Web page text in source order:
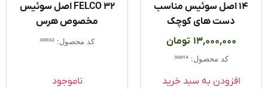
14 اصل سوئیس مناسب
دست های کوچک
13,000,000 تومان
کد محصول: 30014
افزودن به سبد خرید
FELCO 32 اصل سوئیس
مخصوص هرس
کد محصول: 30032
ناموجود